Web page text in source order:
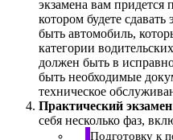
экзамена вам придется
котором будете
быть автомобиль,
категории
должен быть в
быть необходимые
техническое
Практический экзамен
себя несколько фаз,
Подготовку к